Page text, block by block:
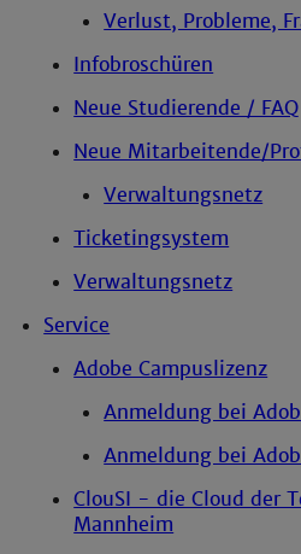
Verlust, Probleme,
Infobroschüren
Neue Studierende / FAQ
Neue Mitarbeitende/
Verwaltungsnetz
Ticketingsystem
Verwaltungsnetz
Service
Adobe Campuslizenz
Anmeldung bei
Anmeldung bei
ClouSI - die Cloud der
Mannheim